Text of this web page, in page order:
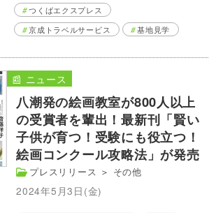
つくばエクスプレス
京成トラベルサービス
基地見学
八潮発の絵画教室が800人以上
の受賞者を輩出！最新刊「賢い
子供が育つ！受験にも役立つ！
絵画コンクール攻略法」が発売
プレスリリース ＞ その他
2024年5月3日(金)
📰 ニュース